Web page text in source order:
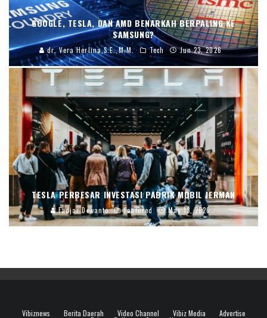
GOOGLE, TESLA, DAN AMD BENARKAH BERPALING KE
SAMSUNG?
dr. Vera Herlina,S.E.,M.M. Tech Jun 23, 2026
TESLA PERBESAR INVESTASI PABRIK MOBIL JERMAN
Fadjar Dewanto Featured May 13, 2026
Vibiznews Berita Daerah Video Channel Vibiz Media Advertise